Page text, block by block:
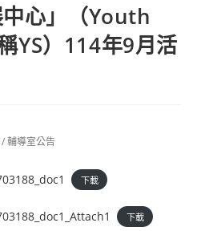
中心」（Youth
YS）114年9月活
/輔導室公告
下載
下載